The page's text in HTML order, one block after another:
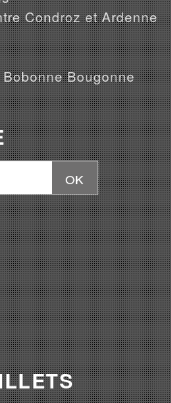
Condroz et Ardenne
Bougonne